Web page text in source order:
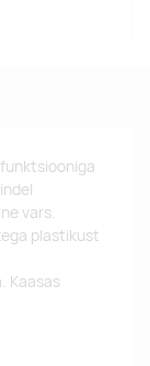
vars.
plastikust
Kaasas